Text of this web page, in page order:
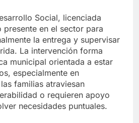
Social, licenciada
presente en el sector para
la entrega y supervisar
La intervención forma
municipal orientada a estar
especialmente en
familias atraviesan
o requieren apoyo
necesidades puntuales.